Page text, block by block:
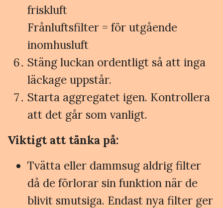
friskluft
Frånluftsfilter = för utgående
inomhusluft
Stäng luckan ordentligt så att inga
läckage uppstår.
Starta aggregatet igen. Kontrollera
att det går som vanligt.
Viktigt att tänka på:
Tvätta eller dammsug aldrig filter
då de förlorar sin funktion när de
blivit smutsiga. Endast nya filter ger